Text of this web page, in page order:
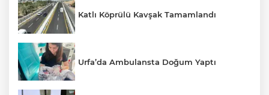
Katlı Köprülü Kavşak Tamamlandı
Urfa’da Ambulansta Doğum Yaptı